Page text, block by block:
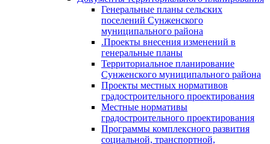
Генеральные планы сельских
поселений Сунженского
муниципального района
.Проекты внесения изменений в
генеральные планы
Территориальное планирование
Сунженского муниципального района
Проекты местных нормативов
градостроительного проектирования
Местные нормативы
градостроительного проектирования
Программы комплексного развития
социальной, транспортной,